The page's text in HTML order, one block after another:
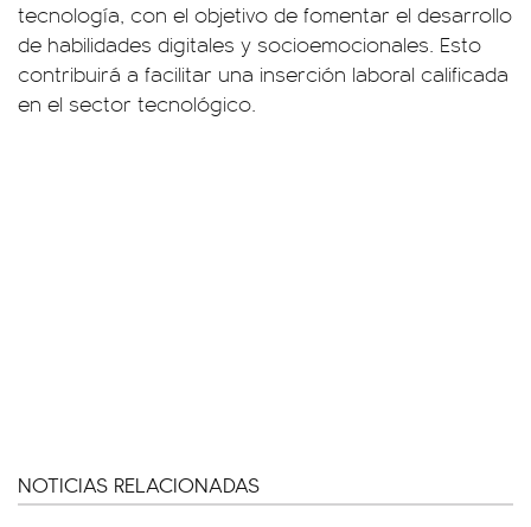
tecnología, con el objetivo de fomentar el desarrollo
de habilidades digitales y socioemocionales. Esto
contribuirá a facilitar una inserción laboral calificada
en el sector tecnológico.
NOTICIAS RELACIONADAS